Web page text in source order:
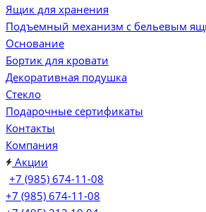
Ящик для хранения
Подъемный механизм с бельевым
Основание
Бортик для кровати
Декоративная подушка
Стекло
Подарочные сертификаты
Контакты
Компания
Акции
+7 (985) 674-11-08
+7 (985) 674-11-08